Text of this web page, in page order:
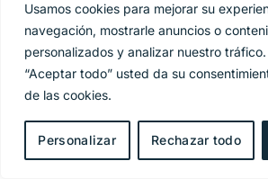
Usamos cookies para mejorar su
navegación, mostrarle anuncios o
personalizados y analizar nuestro
“Aceptar todo” usted da su
de las cookies.
Personalizar Rechazar todo
Año 2005
11,95 m
Manga 4 m
Combustible Diesel